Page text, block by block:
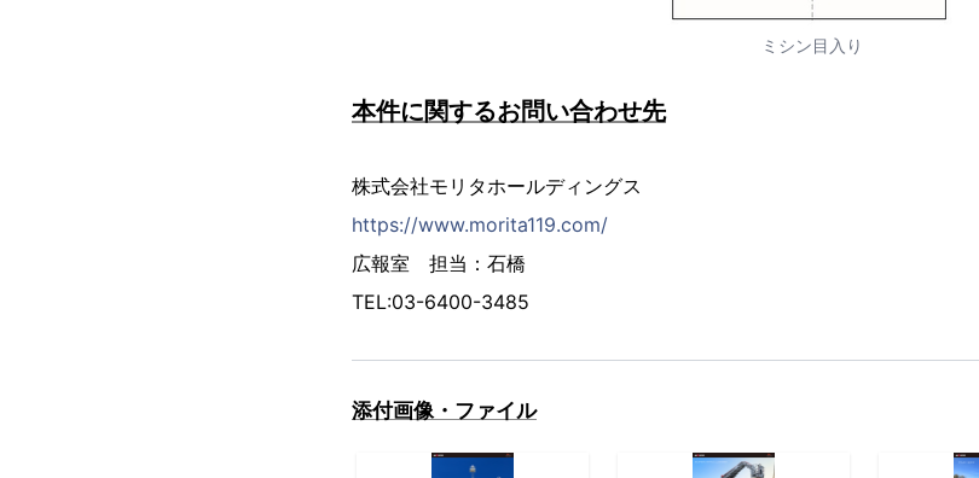
ミシン目入り
本件に関するお問い合わせ先
株式会社モリタホールディングス
https://www.morita119.com/
広報室 担当：石橋
TEL:03-6400-3485
添付画像・ファイル